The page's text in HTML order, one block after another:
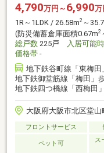
4,790万円～ 6,990万
1R～1LDK / 26.58m2 ～
(防災備蓄倉庫面積0.67m2
総戸数 225戸 入居可能
価格帯 -
地下鉄谷町線「東梅田
地下鉄御堂筋線「梅田」
地下鉄四つ橋線「西梅田
大阪府大阪市北区堂山
フロントサービス
ペット可
ス